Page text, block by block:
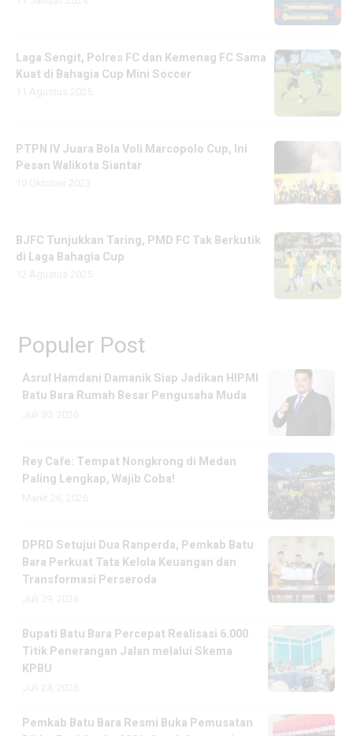
Laga Sengit, Polres FC dan Kemenag FC Sama
Kuat di Bahagia Cup Mini Soccer
PTPN IV Juara Bola Voli Marcopolo Cup, Ini
Pesan Walikota Siantar
BJFC Tunjukkan Taring, PMD FC Tak Berkutik
di Laga Bahagia Cup
Populer Post
Asrul Hamdani Damanik Siap Jadikan HIPMI
Batu Bara Rumah Besar Pengusaha Muda
Rey Cafe: Tempat Nongkrong di Medan
Paling Lengkap, Wajib Coba!
DPRD Setujui Dua Ranperda, Pemkab Batu
Bara Perkuat Tata Kelola Keuangan dan
Transformasi Perseroda
Bupati Batu Bara Percepat Realisasi 6.000
Titik Penerangan Jalan melalui Skema
KPBU
Pemkab Batu Bara Resmi Buka Pemusatan